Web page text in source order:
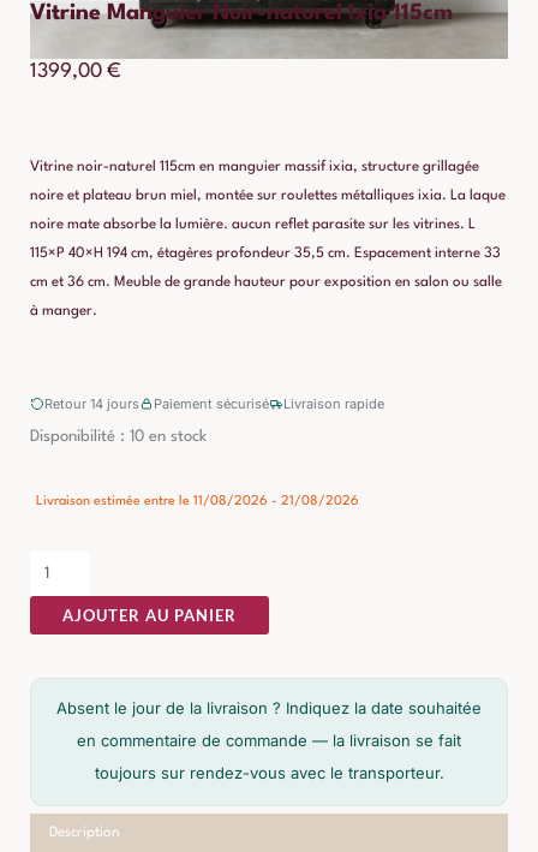
Vitrine Manguier Noir-naturel Ixia 115cm
1399,00 €
Vitrine noir-naturel 115cm en manguier massif ixia, structure grillagée
noire et plateau brun miel, montée sur roulettes métalliques ixia. La laque
noire mate absorbe la lumière. aucun reflet parasite sur les vitrines. L
115×P 40×H 194 cm, étagères profondeur 35,5 cm. Espacement interne 33
cm et 36 cm. Meuble de grande hauteur pour exposition en salon ou salle
à manger.
Retour 14 jours Paiement sécurisé Livraison rapide
Disponibilité : 10 en stock
Livraison estimée entre le 11/08/2026 - 21/08/2026
quantité
Vitrine
Noir-
naturel
Ixia
AJOUTER AU PANIER
Absent le jour de la livraison ? Indiquez la date souhaitée
en commentaire de commande — la livraison se fait
toujours sur rendez-vous avec le transporteur.
Description